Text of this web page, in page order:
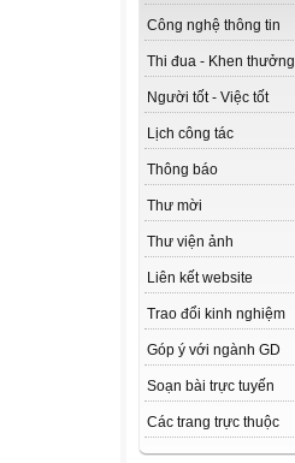
Công nghệ thông tin
Thi đua - Khen thưởng
Người tốt - Việc tốt
Lịch công tác
Thông báo
Thư mời
Thư viện ảnh
Liên kết website
Trao đổi kinh nghiệm
Góp ý với ngành GD
Soạn bài trực tuyến
Các trang trực thuộc